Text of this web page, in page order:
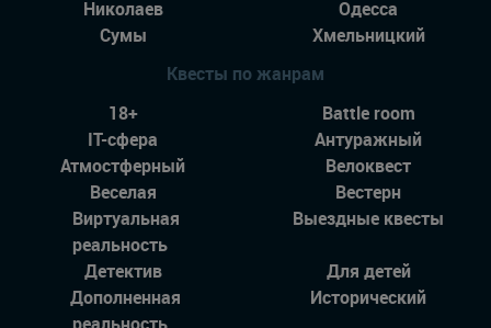
Николаев
Одесса
Сумы
Хмельницкий
Квесты по жанрам
18+
Battle room
IT-сфера
Антуражный
Атмостферный
Велоквест
Веселая
Вестерн
Виртуальная
реальность
Выездные квесты
Детектив
Для детей
Дополненная
Исторический